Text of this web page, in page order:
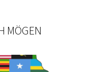
MÖGEN